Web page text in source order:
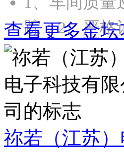
踪；2、严
查看更多金
祢若（江苏